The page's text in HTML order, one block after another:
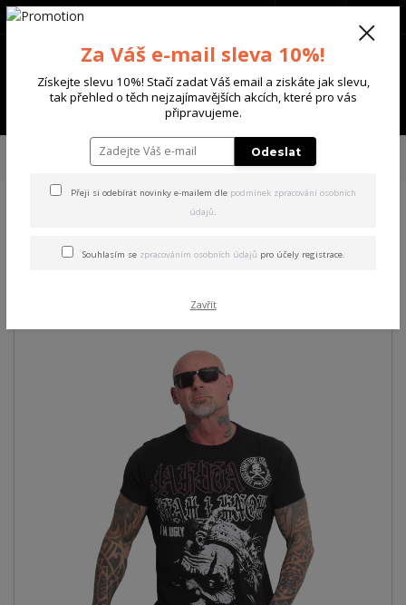
Menu
+420 702 136 620
TRIKA & TÍLKA
Yakuza pánské tričko Ugly Regular T-
Regular T-Shirt
Za Váš e-mail sleva 10%!
Získejte slevu 10%! Stačí zadat Váš email a ziskáte jak slevu,
tak přehled o těch nejzajímavějších akcích, které pro vás
připravujeme.
Odeslat
Přeji si odebírat novinky e-mailem dle podmínek zpracování osobních
údajů.
Souhlasím se zpracováním osobních údajů pro účely registrace.
Zavřít